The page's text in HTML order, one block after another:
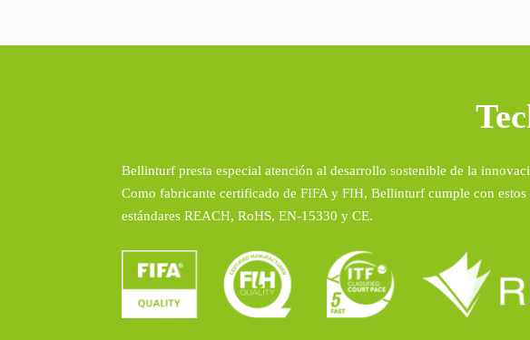
Bellinturf presta especial atención al desarrollo sostenible de la
Como fabricante certificado de FIFA y FIH, Bellinturf cumple con
estándares REACH, RoHS, EN-15330 y CE.